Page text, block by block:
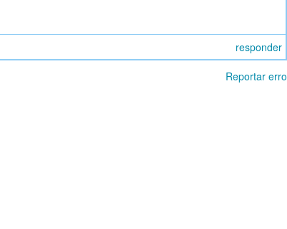
responder
Reportar erro